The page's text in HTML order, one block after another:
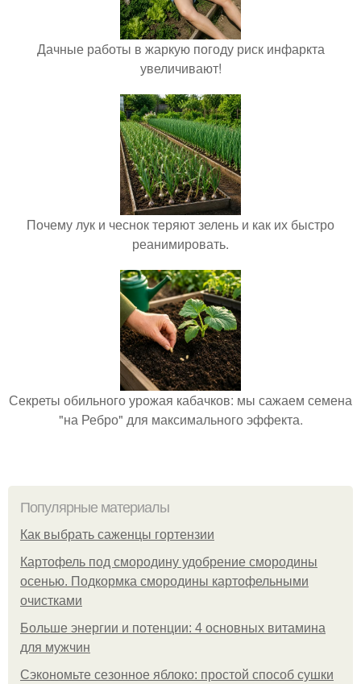
Дачные работы в жаркую погоду риск инфаркта
увеличивают!
Почему лук и чеснок теряют зелень и как их быстро
реанимировать.
Секреты обильного урожая кабачков: мы сажаем семена
"на Ребро" для максимального эффекта.
Популярные материалы
Как выбрать саженцы гортензии
Картофель под смородину удобрение смородины
осенью. Подкормка смородины картофельными
очистками
Больше энергии и потенции: 4 основных витамина
для мужчин
Сэкономьте сезонное яблоко: простой способ сушки